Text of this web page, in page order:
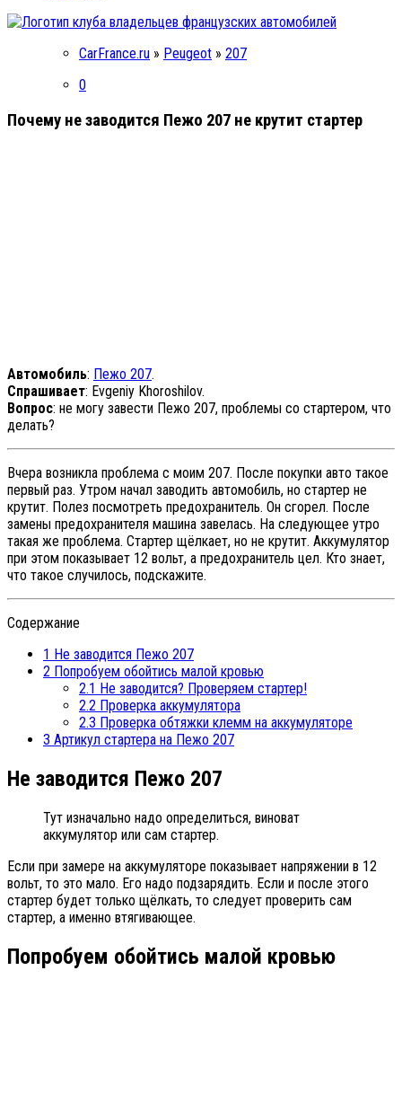
CarFrance.ru » Peugeot » 207
0
Почему не заводится Пежо 207 не крутит стартер
Автомобиль: Пежо 207.
Спрашивает: Evgeniy Khoroshilov.
Вопрос: не могу завести Пежо 207, проблемы со стартером, что
делать?
Вчера возникла проблема с моим 207. После покупки авто такое
первый раз. Утром начал заводить автомобиль, но стартер не
крутит. Полез посмотреть предохранитель. Он сгорел. После
замены предохранителя машина завелась. На следующее утро
такая же проблема. Стартер щёлкает, но не крутит. Аккумулятор
при этом показывает 12 вольт, а предохранитель цел. Кто знает,
что такое случилось, подскажите.
Содержание
1 Не заводится Пежо 207
2 Попробуем обойтись малой кровью
2.1 Не заводится? Проверяем стартер!
2.2 Проверка аккумулятора
2.3 Проверка обтяжки клемм на аккумуляторе
3 Артикул стартера на Пежо 207
Не заводится Пежо 207
Тут изначально надо определиться, виноват
аккумулятор или сам стартер.
Если при замере на аккумуляторе показывает напряжении в 12
вольт, то это мало. Его надо подзарядить. Если и после этого
стартер будет только щёлкать, то следует проверить сам
стартер, а именно втягивающее.
Попробуем обойтись малой кровью